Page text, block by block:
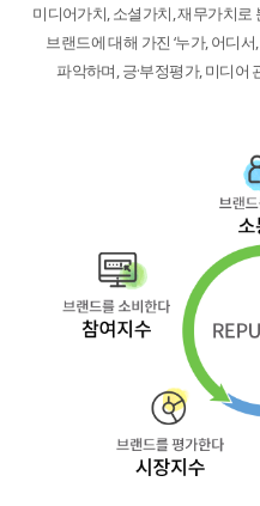
미디어가치, 소셜가치, 재무가치
브랜드에 대해 가진 ‘누가, 어디
파악하며, 긍·부정평가, 미디어